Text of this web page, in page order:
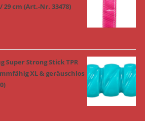
29 cm (Art.-Nr. 33478)
Super Strong Stick TPR
XL & geräuschlos